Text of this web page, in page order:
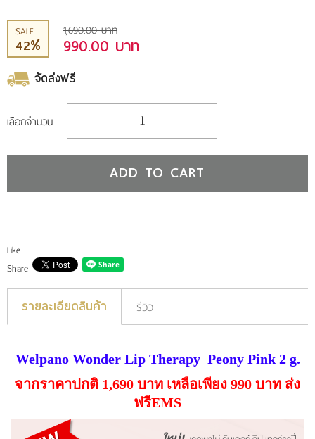
SALE
42%
1,690.00 บาท
990.00 บาท
จัดส่งฟรี
เลือกจำนวน
ADD TO CART
Like
Share
รายละเอียดสินค้า รีวิว
Welpano Wonder Lip Therapy Peony Pink 2 g.
จากราคาปกติ 1,690 บาท เหลือเพียง 990 บาท ส่ง
ฟรีEMS